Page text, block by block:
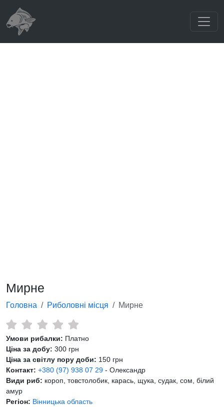
Мирне
Головна Риболовні місця Мирне
Умови рибалки: Платно
Ціна за добу: 300 грн
Ціна за світлу пору доби: 150 грн
Контакт: +380 (97) 938 07 29 - Олександр
Види риб: короп, товстолобик, карась, щука, судак, сом, білий
амур
Регіон: Вінницька область